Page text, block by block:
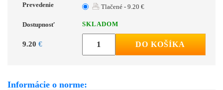
Prevedenie
Tlačené - 9.20 €
Dostupnosť SKLADOM
9.20 € DO KOŠÍKA
Informácie o norme: